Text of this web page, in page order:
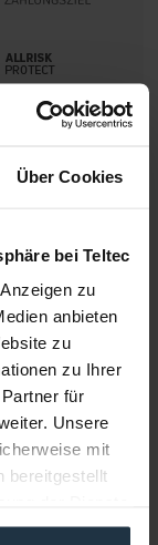
Über Cookies
bei Teltec
zu
anbieten
zu
zu Ihrer
für
Unsere
mit
bereitgestellt
MKE 600